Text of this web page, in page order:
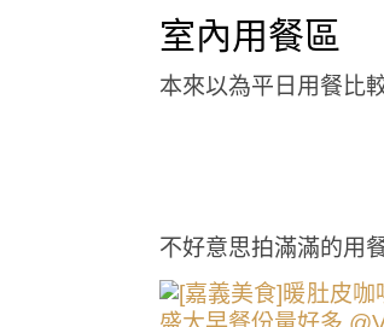
室內用餐區
本來以為平日用餐比
不好意思拍滿滿的用